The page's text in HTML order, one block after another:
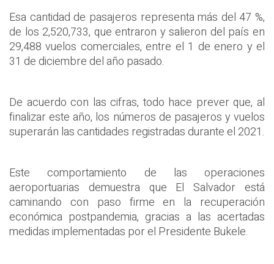
Esa cantidad de pasajeros representa más del 47 %,
de los 2,520,733, que entraron y salieron del país en
29,488 vuelos comerciales, entre el 1 de enero y el
31 de diciembre del año pasado.
De acuerdo con las cifras, todo hace prever que, al
finalizar este año, los números de pasajeros y vuelos
superarán las cantidades registradas durante el 2021.
Este comportamiento de las operaciones
aeroportuarias demuestra que El Salvador está
caminando con paso firme en la recuperación
económica postpandemia, gracias a las acertadas
medidas implementadas por el Presidente Bukele.